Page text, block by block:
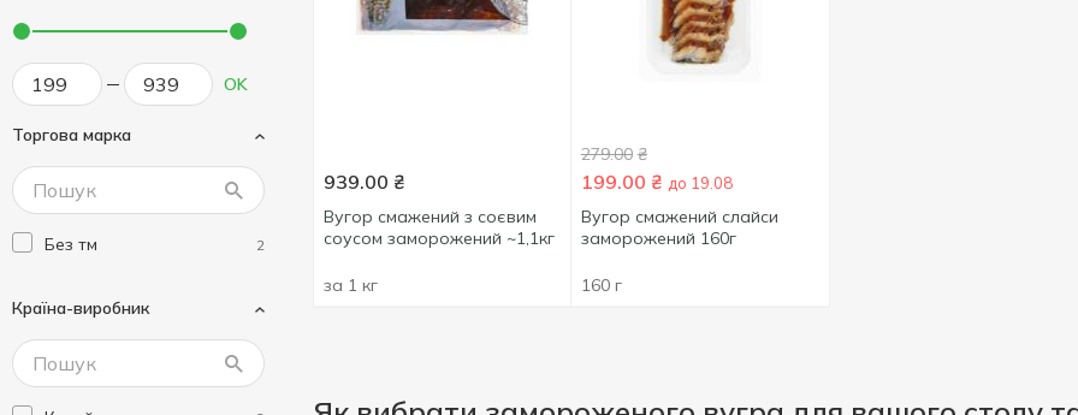
OK
Торгова марка
Без тм 2
Країна-виробник
939.00 ₴
Вугор смажений з соєвим
соусом заморожений ~1,1кг
за 1 кг
279.00 ₴
199.00 ₴ до 19.08
Вугор смажений слайси
заморожений 160г
160 г